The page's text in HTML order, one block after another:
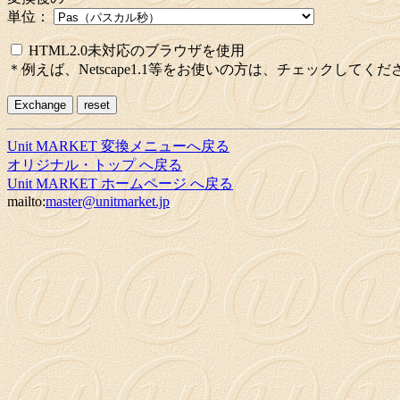
単位：
HTML2.0未対応のブラウザを使用
＊例えば、Netscape1.1等をお使いの方は、チェックしてくだ
Unit MARKET 変換メニューへ戻る
オリジナル・トップ へ戻る
Unit MARKET ホームページ へ戻る
mailto:master@unitmarket.jp